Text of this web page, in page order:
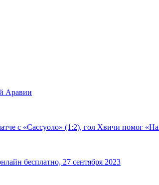
Аравии
с «Сассуоло» (1:2), гол Хвичи помог
бесплатно, 27 сентября 2023